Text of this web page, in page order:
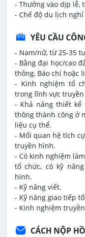
- Thưởng vào dịp lễ,
- Chế độ du lịch
YÊU CẦU
- Nam/nữ, từ 25-35
- Bằng đại học/cao
thông, Báo chí hoặc
- Kinh nghiệm tổ
trong lĩnh vực
- Khả năng thiết
thông thành công ở
liệu cụ thể.
- Mối quan hệ tích
truyền hình.
- Có kinh nghiệm
tổ chức, có kỹ
hình.
- Kỹ năng viết.
- Kỹ năng giao tiếp
- Kinh nghiệm
CÁCH NỘP